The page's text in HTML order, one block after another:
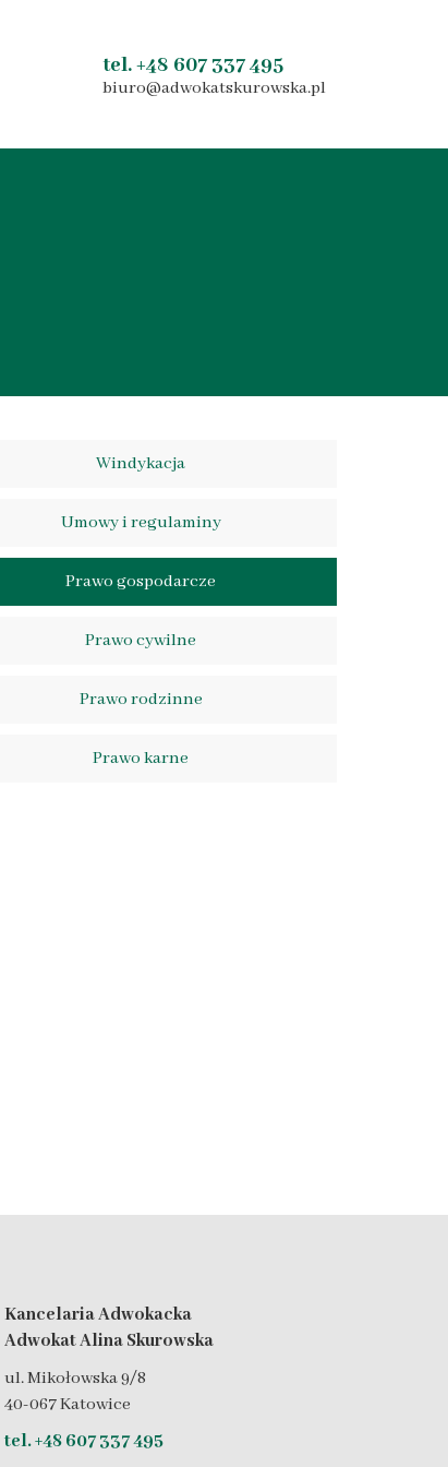
tel. +48 607 337 495
biuro@adwokatskurowska.pl
Windykacja
Umowy i regulaminy
Prawo gospodarcze
Prawo cywilne
Prawo rodzinne
Prawo karne
Kancelaria Adwokacka
Adwokat Alina Skurowska
ul. Mikołowska 9/8
40-067 Katowice
tel. +48 607 337 495